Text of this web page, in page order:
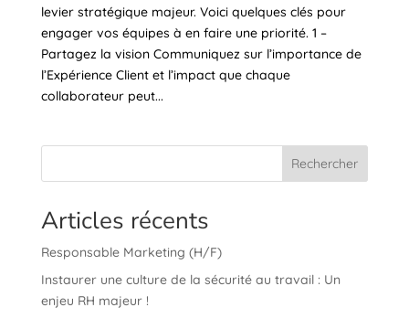
levier stratégique majeur. Voici quelques clés pour
engager vos équipes à en faire une priorité. 1 –
Partagez la vision Communiquez sur l’importance de
l’Expérience Client et l’impact que chaque
collaborateur peut...
Rechercher
Articles récents
Responsable Marketing (H/F)
Instaurer une culture de la sécurité au travail : Un
enjeu RH majeur !